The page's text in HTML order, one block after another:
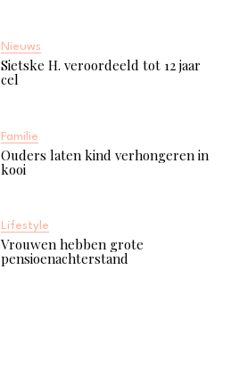
Nieuws
Sietske H. veroordeeld tot 12 jaar
cel
Familie
Ouders laten kind verhongeren in
kooi
Lifestyle
Vrouwen hebben grote
pensioenachterstand